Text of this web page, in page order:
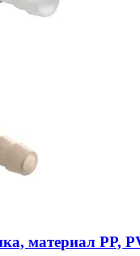
материал PP,